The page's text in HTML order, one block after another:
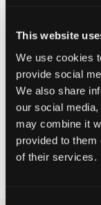
This website
We use cookies
provide social
We also share
our social
may combine it
provided to them
of their services.
Fri frakt på